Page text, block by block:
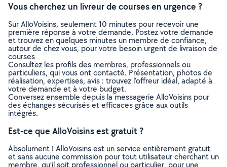
Vous cherchez un livreur de courses en urgence ?
Sur AlloVoisins, seulement 10 minutes pour recevoir une
première réponse à votre demande. Postez votre demande
et trouvez en quelques minutes un membre de confiance,
autour de chez vous, pour votre besoin urgent de livraison de
courses
Consultez les profils des membres, professionnels ou
particuliers, qui vous ont contacté. Présentation, photos de
réalisation, expertises, avis : trouvez l'offreur idéal, adapté à
votre demande et à votre budget.
Conversez ensemble depuis la messagerie AlloVoisins pour
des échanges sécurisés et efficaces grâce aux outils
intégrés.
Est-ce que AlloVoisins est gratuit ?
Absolument ! AlloVoisins est un service entièrement gratuit
et sans aucune commission pour tout utilisateur cherchant un
membre, qu’il soit professionnel ou particulier, pour une